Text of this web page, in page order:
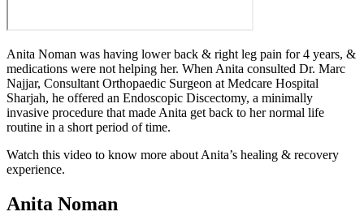
Anita Noman was having lower back & right leg pain for 4 years, &
medications were not helping her. When Anita consulted Dr. Marc
Najjar, Consultant Orthopaedic Surgeon at Medcare Hospital
Sharjah, he offered an Endoscopic Discectomy, a minimally
invasive procedure that made Anita get back to her normal life
routine in a short period of time.
Watch this video to know more about Anita’s healing & recovery
experience.
Anita Noman